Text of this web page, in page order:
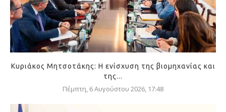
Κυριάκος Μητσοτάκης: Η ενίσχυση της βιομηχανίας και
της...
Πέμπτη, 6 Αυγούστου 2026, 17:48